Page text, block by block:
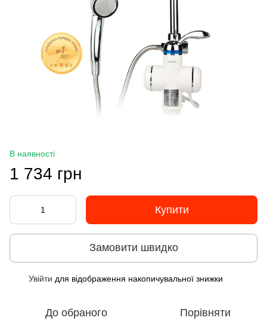
В наявності
1 734 грн
Купити
Замовити швидко
Увійти для відображення накопичувальної знижки
До обраного Порівняти